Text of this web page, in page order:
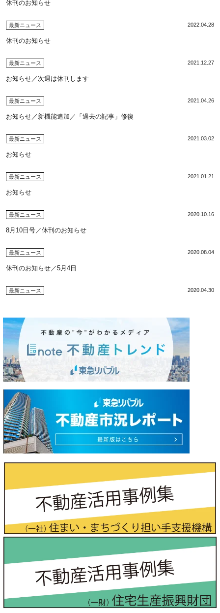
休刊のお知らせ
最新ニュース 2022.04.28
休刊のお知らせ
最新ニュース 2021.12.27
お知らせ／次週は休刊します
最新ニュース 2021.04.26
お知らせ／新機能追加／「過去の記事」修復
最新ニュース 2021.03.02
お知らせ
最新ニュース 2021.01.21
お知らせ
最新ニュース 2020.10.16
8月10日号／休刊のお知らせ
最新ニュース 2020.08.04
休刊のお知らせ／5月4日
最新ニュース 2020.04.30